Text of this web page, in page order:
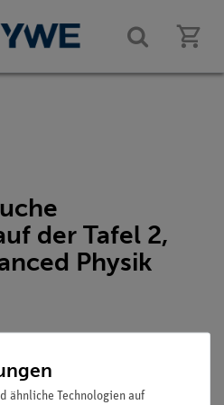
der Tafel 2,
Physik
ähnliche Technologien auf